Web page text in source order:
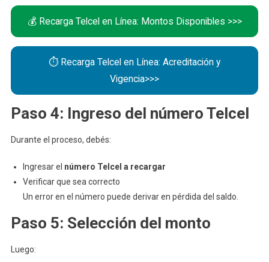
💰 Recarga Telcel en Línea: Montos Disponibles >>>
⏱️ Recarga Telcel en Línea: Acreditación y
Vigencia>>>
Paso 4: Ingreso del número Telcel
Durante el proceso, debés:
Ingresar el número Telcel a recargar
Verificar que sea correcto
Un error en el número puede derivar en pérdida del saldo.
Paso 5: Selección del monto
Luego: